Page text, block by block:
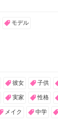
モデル
彼女 子供
実家 性格
メイク 中学